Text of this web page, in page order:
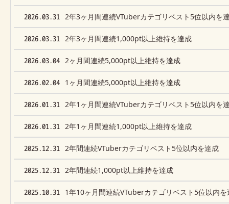
2026.03.31 2年3ヶ月間連続VTuberカテゴリベスト5位以内を
2026.03.31 2年3ヶ月間連続1,000pt以上維持を達成
2026.03.04 2ヶ月間連続5,000pt以上維持を達成
2026.02.04 1ヶ月間連続5,000pt以上維持を達成
2026.01.31 2年1ヶ月間連続VTuberカテゴリベスト5位以内を
2026.01.31 2年1ヶ月間連続1,000pt以上維持を達成
2025.12.31 2年間連続VTuberカテゴリベスト5位以内を達成
2025.12.31 2年間連続1,000pt以上維持を達成
2025.10.31 1年10ヶ月間連続VTuberカテゴリベスト5位以内を